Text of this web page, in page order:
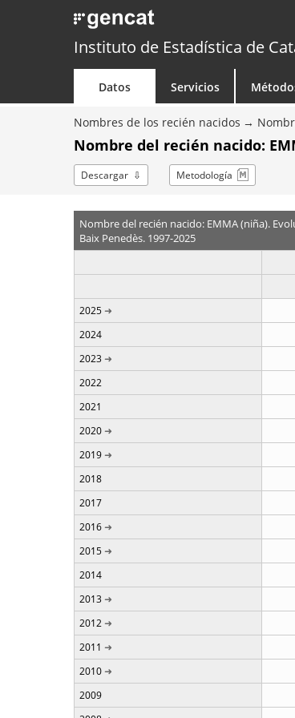
Instituto de Estadística de
Datos Servicios
Nombres de los recién nacidos
Nombre del recién nacido:
Descargar Metodología
Nombre del recién nacido: EMMA (niña).
Baix Penedès. 1997-2025
2025
2024
2023
2022
2021
2020
2019
2018
2017
2016
2015
2014
2013
2012
2011
2010
2009